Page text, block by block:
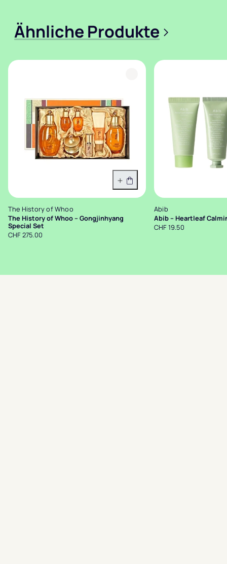
Ähnliche Produkte >
In den Warenkorb
The History of Whoo
The History of Whoo – Gongjinhyang
Special Set
CHF 275.00
Abib
Abib – Heartleaf
CHF 19.50